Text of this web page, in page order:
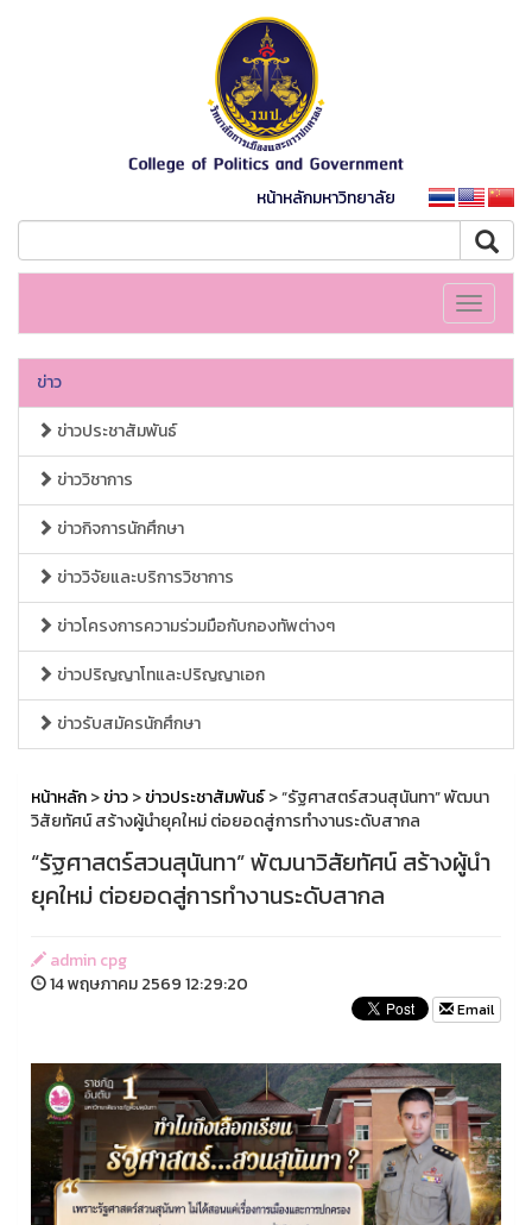
หน้าหลักมหาวิทยาลัย
Toggle
ข่าว
ข่าวประชาสัมพันธ์
ข่าววิชาการ
ข่าวกิจการนักศึกษา
ข่าววิจัยและบริการวิชาการ
ข่าวโครงการความร่วมมือกับกองทัพต่างๆ
ข่าวปริญญาโทและปริญญาเอก
ข่าวรับสมัครนักศึกษา
หน้าหลัก>ข่าว>ข่าวประชาสัมพันธ์> “รัฐศาสตร์สวนสุนันทา” พัฒนา
วิสัยทัศน์ สร้างผู้นำยุคใหม่ ต่อยอดสู่การทำงานระดับสากล
“รัฐศาสตร์สวนสุนันทา” พัฒนาวิสัยทัศน์ สร้างผู้นำ
ยุคใหม่ ต่อยอดสู่การทำงานระดับสากล
admin cpg
14 พฤษภาคม 2569 12:29:20
Email